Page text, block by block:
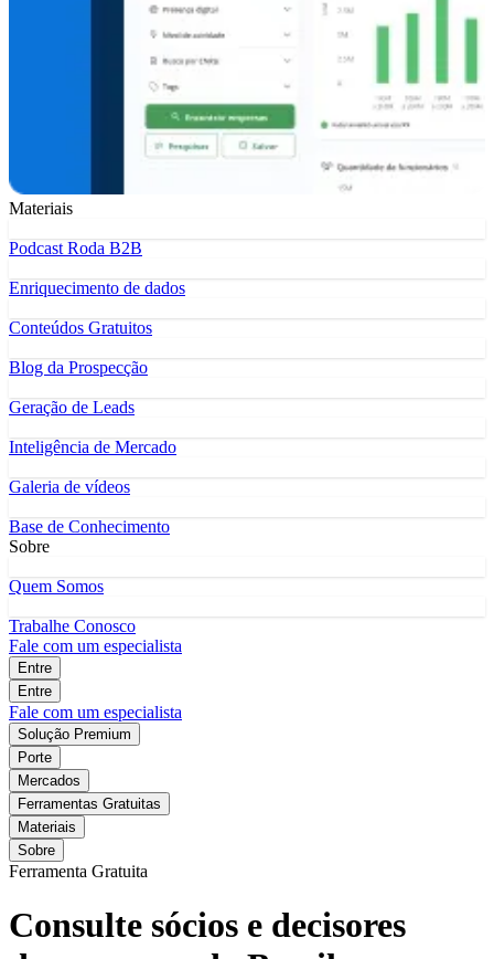
Materiais
Podcast Roda B2B
Enriquecimento de dados
Conteúdos Gratuitos
Blog da Prospecção
Geração de Leads
Inteligência de Mercado
Galeria de vídeos
Base de Conhecimento
Sobre
Quem Somos
Trabalhe Conosco
Fale com um especialista
Entre
Entre
Fale com um especialista
Solução Premium
Porte
Mercados
Ferramentas Gratuitas
Materiais
Sobre
Ferramenta Gratuita
Consulte sócios e decisores